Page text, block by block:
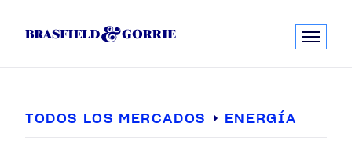
TODOS LOS MERCADOS ENERGÍA